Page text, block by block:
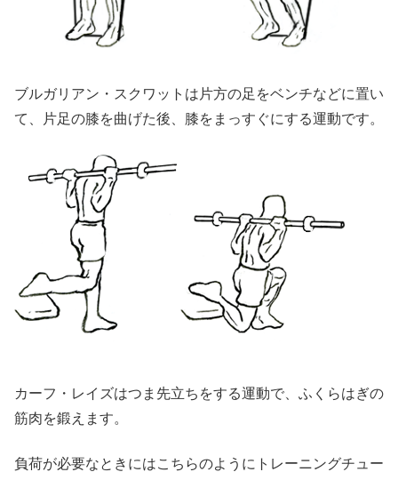
ブルガリアン・スクワットは片方の足をベンチなどに置い
て、片足の膝を曲げた後、膝をまっすぐにする運動です。
カーフ・レイズはつま先立ちをする運動で、ふくらはぎの
筋肉を鍛えます。
負荷が必要なときにはこちらのようにトレーニングチュー